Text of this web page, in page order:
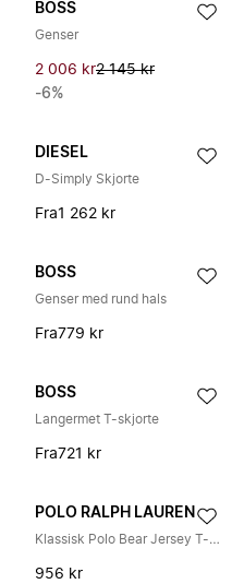
BOSS
Genser
2 006 kr2 145 kr
-6%
DIESEL
D-Simply Skjorte
Fra1 262 kr
BOSS
Genser med rund hals
Fra779 kr
BOSS
Langermet T-skjorte
Fra721 kr
POLO RALPH LAUREN
Klassisk Polo Bear Jersey T-skjorte
956 kr